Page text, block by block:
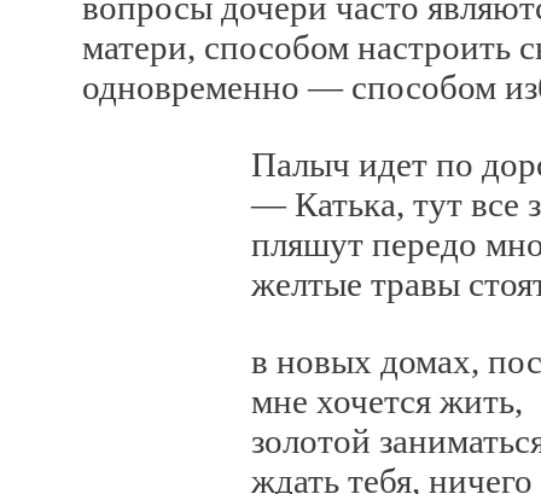
матери, способом настроить
одновременно — способом
Палыч идет по дороге,
— Катька, тут все
пляшут передо мной
желтые травы стоят
в новых домах,
мне хочется жить,
золотой заниматься
ждать тебя, ничего не